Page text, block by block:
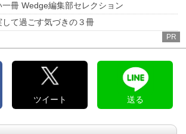
冊 Wedge編集部セレクション
て過ごす気づきの３冊
PR
ツイート 送る